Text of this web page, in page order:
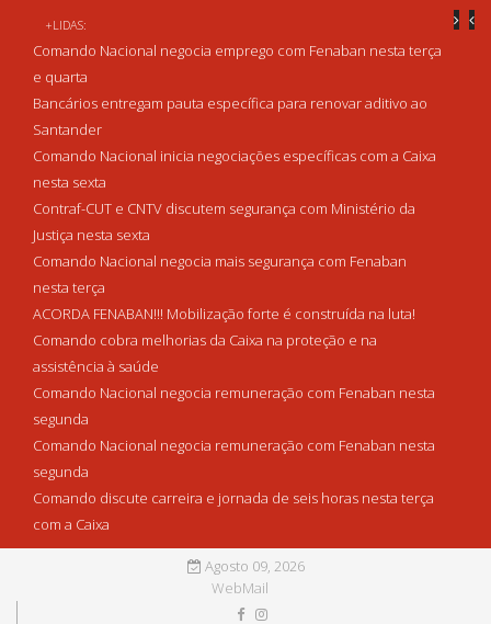
+LIDAS:
Comando Nacional negocia emprego com Fenaban nesta terça
e quarta
Bancários entregam pauta específica para renovar aditivo ao
Santander
Comando Nacional inicia negociações específicas com a Caixa
nesta sexta
Contraf-CUT e CNTV discutem segurança com Ministério da
Justiça nesta sexta
Comando Nacional negocia mais segurança com Fenaban
nesta terça
ACORDA FENABAN!!! Mobilização forte é construída na luta!
Comando cobra melhorias da Caixa na proteção e na
assistência à saúde
Comando Nacional negocia remuneração com Fenaban nesta
segunda
Comando Nacional negocia remuneração com Fenaban nesta
segunda
Comando discute carreira e jornada de seis horas nesta terça
com a Caixa
Agosto 09, 2026
WebMail